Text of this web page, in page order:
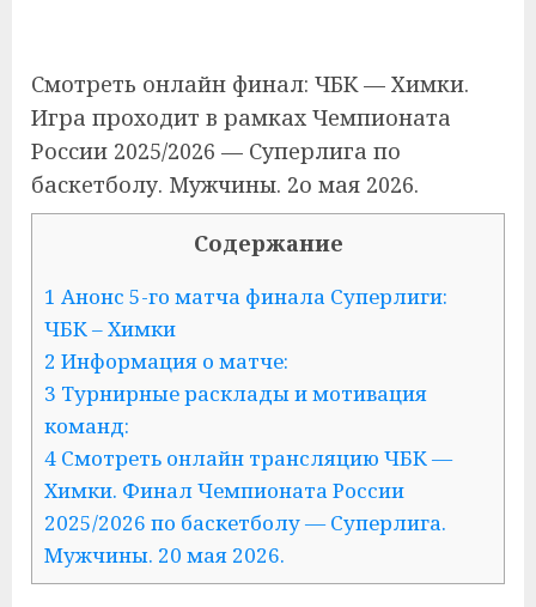
Смотреть онлайн финал: ЧБК — Химки.
Игра проходит в рамках Чемпионата
России 2025/2026 — Суперлига по
баскетболу. Мужчины. 2о мая 2026.
Содержание
1 Анонс 5-го матча финала Суперлиги:
ЧБК – Химки
2 Информация о матче:
3 Турнирные расклады и мотивация
команд:
4 Смотреть онлайн трансляцию ЧБК —
Химки. Финал Чемпионата России
2025/2026 по баскетболу — Суперлига.
Мужчины. 20 мая 2026.